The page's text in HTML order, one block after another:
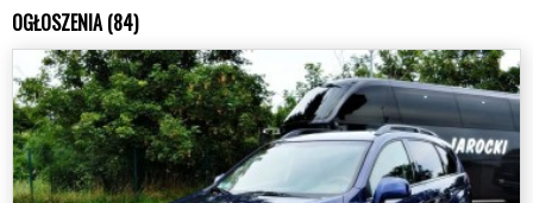
OGŁOSZENIA (84)